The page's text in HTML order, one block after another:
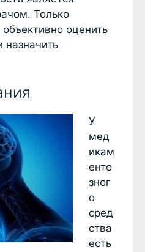
Только
оценить
назначить
У
мед
икам
енто
зног
о
сред
ства
есть